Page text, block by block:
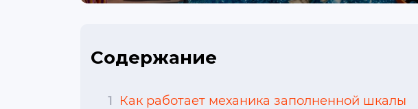
Содержание
1
Как работает механика заполненной шкалы